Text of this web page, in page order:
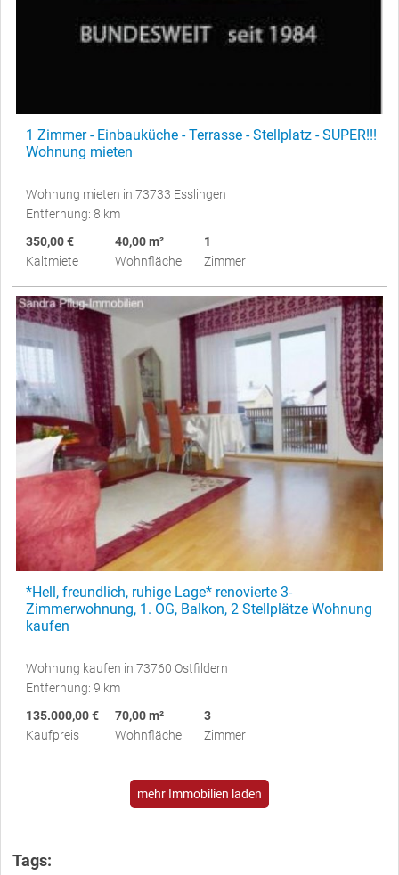
1 Zimmer - Einbauküche - Terrasse - Stellplatz - SUPER!!!
Wohnung mieten
Wohnung mieten in 73733 Esslingen
Entfernung: 8 km
350,00 €
Kaltmiete
40,00 m²
Wohnfläche
1
Zimmer
*Hell, freundlich, ruhige Lage* renovierte 3-
Zimmerwohnung, 1. OG, Balkon, 2 Stellplätze Wohnung
kaufen
Wohnung kaufen in 73760 Ostfildern
Entfernung: 9 km
135.000,00 €
Kaufpreis
70,00 m²
Wohnfläche
3
Zimmer
mehr Immobilien laden
Tags: